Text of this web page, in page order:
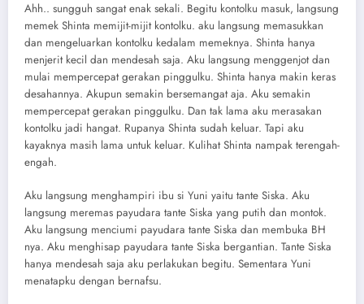
Ahh.. sungguh sangat enak sekali. Begitu kontolku masuk, langsung
memek Shinta memijit-mijit kontolku. aku langsung memasukkan
dan mengeluarkan kontolku kedalam memeknya. Shinta hanya
menjerit kecil dan mendesah saja. Aku langsung menggenjot dan
mulai mempercepat gerakan pinggulku. Shinta hanya makin keras
desahannya. Akupun semakin bersemangat aja. Aku semakin
mempercepat gerakan pinggulku. Dan tak lama aku merasakan
kontolku jadi hangat. Rupanya Shinta sudah keluar. Tapi aku
kayaknya masih lama untuk keluar. Kulihat Shinta nampak terengah-
engah.
Aku langsung menghampiri ibu si Yuni yaitu tante Siska. Aku
langsung meremas payudara tante Siska yang putih dan montok.
Aku langsung menciumi payudara tante Siska dan membuka BH
nya. Aku menghisap payudara tante Siska bergantian. Tante Siska
hanya mendesah saja aku perlakukan begitu. Sementara Yuni
menatapku dengan bernafsu.